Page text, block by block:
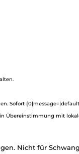
Sofort
Übereinstimmung mit
Nicht für